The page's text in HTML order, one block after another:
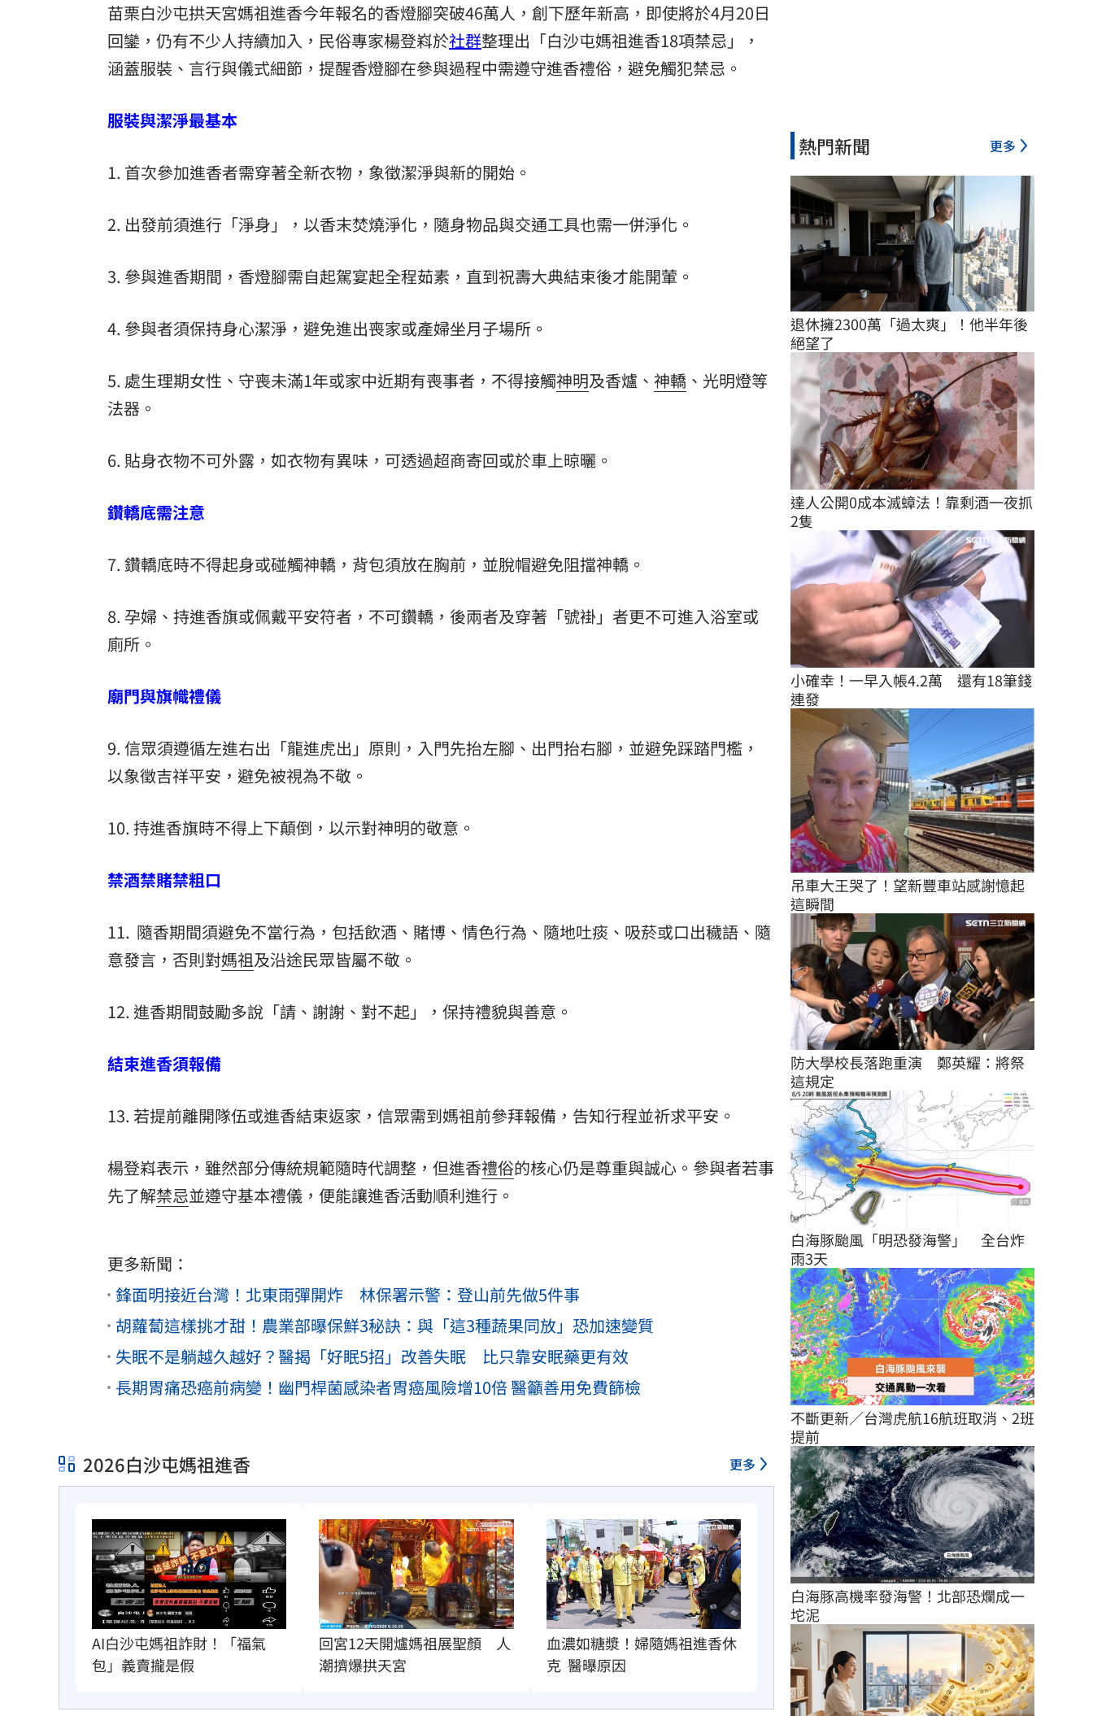
苗栗白沙屯拱天宮媽祖進香今年報名的香燈腳突破46萬人，創下歷年新高，即使將於4月20日
回鑾，仍有不少人持續加入，民俗專家楊登嵙於社群整理出「白沙屯媽祖進香18項禁忌」，
涵蓋服裝、言行與儀式細節，提醒香燈腳在參與過程中需遵守進香禮俗，避免觸犯禁忌。
服裝與潔淨最基本
1. 首次參加進香者需穿著全新衣物，象徵潔淨與新的開始。
2. 出發前須進行「淨身」，以香末焚燒淨化，隨身物品與交通工具也需一併淨化。
3. 參與進香期間，香燈腳需自起駕宴起全程茹素，直到祝壽大典結束後才能開葷。
4. 參與者須保持身心潔淨，避免進出喪家或產婦坐月子場所。
5. 處生理期女性、守喪未滿1年或家中近期有喪事者，不得接觸神明及香爐、 神轎 、光明燈等
法器。
6. 貼身衣物不可外露，如衣物有異味，可透過超商寄回或於車上晾曬。
鑽轎底需注意
7. 鑽轎底時不得起身或碰觸神轎，背包須放在胸前，並脫帽避免阻擋神轎。
8. 孕婦、持進香旗或佩戴平安符者，不可鑽轎，後兩者及穿著「號褂」者更不可進入浴室或
廁所。
廟門與旗幟禮儀
9. 信眾須遵循左進右出「龍進虎出」原則，入門先抬左腳、出門抬右腳，並避免踩踏門檻，
以象徵吉祥平安，避免被視為不敬。
10. 持進香旗時不得上下顛倒，以示對神明的敬意。
禁酒禁賭禁粗口
11. 隨香期間須避免不當行為，包括飲酒、賭博、情色行為、隨地吐痰、吸菸或口出穢語、隨
意發言，否則對媽祖及沿途民眾皆屬不敬。
12. 進香期間鼓勵多說「請、謝謝、對不起」，保持禮貌與善意。
結束進香須報備
13. 若提前離開隊伍或進香結束返家，信眾需到媽祖前參拜報備，告知行程並祈求平安。
楊登嵙表示，雖然部分傳統規範隨時代調整，但進香禮俗的核心仍是尊重與誠心。參與者若事
先了解禁忌並遵守基本禮儀，便能讓進香活動順利進行。
更多新聞：
鋒面明接近台灣！北東雨彈開炸 林保署示警：登山前先做5件事
胡蘿蔔這樣挑才甜！農業部曝保鮮3秘訣：與「這3種蔬果同放」恐加速變質
失眠不是躺越久越好？醫揭「好眠5招」改善失眠 比只靠安眠藥更有效
長期胃痛恐癌前病變！幽門桿菌感染者胃癌風險增10倍 醫籲善用免費篩檢
2026白沙屯媽祖進香 更多
AI白沙屯媽祖詐財！「福氣
包」義賣攏是假
回宮12天開爐媽祖展聖顏　人
潮擠爆拱天宮
血濃如糖漿！婦隨媽祖進香休
克  醫曝原因
熱門新聞 更多
退休擁2300萬「過太爽」！他半年後
絕望了
達人公開0成本滅蟑法！靠剩酒一夜抓
2隻
小確幸！一早入帳4.2萬　還有18筆錢
連發
吊車大王哭了！望新豐車站感謝憶起
這瞬間
防大學校長落跑重演　鄭英耀：將祭
這規定
白海豚颱風「明恐發海警」　全台炸
雨3天
不斷更新／台灣虎航16航班取消、2班
提前
白海豚高機率發海警！北部恐爛成一
坨泥